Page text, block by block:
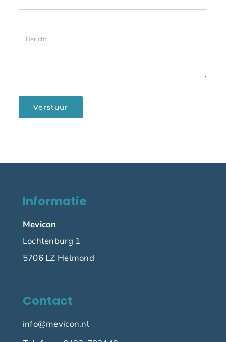
Verstuur
Informatie
Mevicon
Lochtenburg 1
5706 LZ Helmond
Contact
info@mevicon.nl